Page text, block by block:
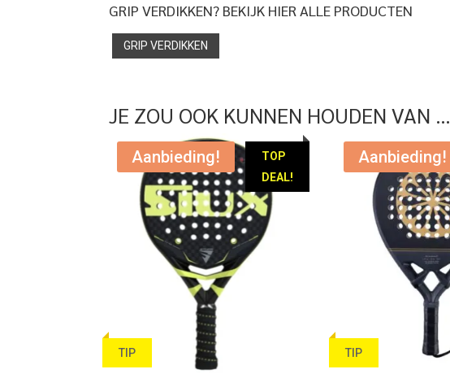
GRIP VERDIKKEN? BEKIJK HIER ALLE PRODUCTEN
GRIP VERDIKKEN
JE ZOU OOK KUNNEN HOUDEN VAN …
TOP
DEAL!
TIP
Aanbieding!
TIP
Aanbieding!